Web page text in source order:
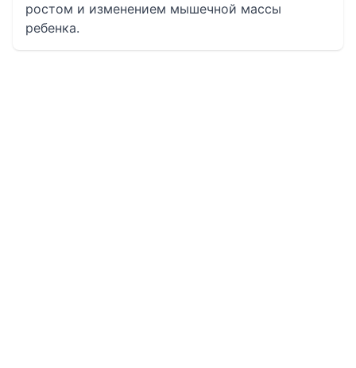
ростом и изменением мышечной массы
ребенка.